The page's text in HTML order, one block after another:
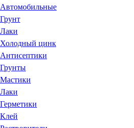
Автомобильные
Грунт
Лаки
Холодный цинк
Антисептики
Грунты
Мастики
Лаки
Герметики
Клей